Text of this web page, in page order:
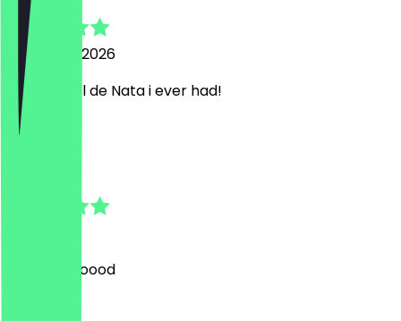
1 augustus 2026
Best Pastel de Nata i ever had!
they are goood